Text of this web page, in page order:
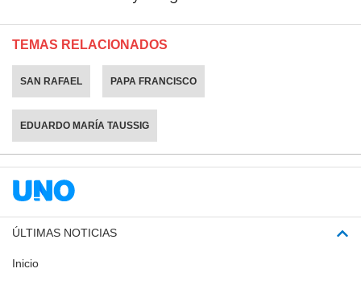
TEMAS RELACIONADOS
SAN RAFAEL PAPA FRANCISCO
EDUARDO MARÍA TAUSSIG
ÚLTIMAS NOTICIAS
Inicio